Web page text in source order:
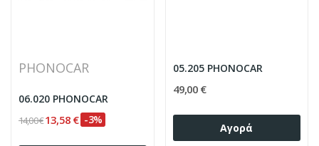
PHONOCAR
06.020 PHONOCAR
14,00 €13,58 € -3%
05.205 PHONOCAR
49,00 €
Αγορά